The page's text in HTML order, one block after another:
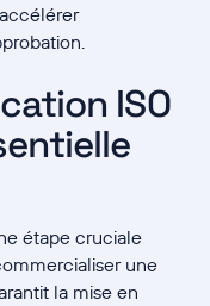
ISO
étape cruciale
une
la mise en